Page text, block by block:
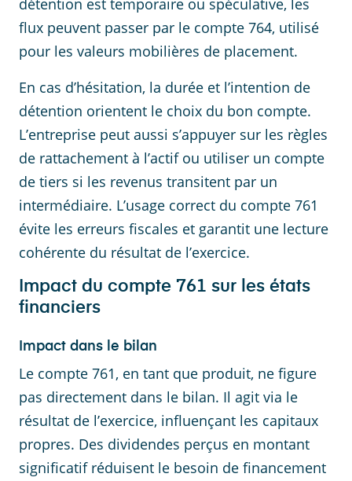
détention est temporaire ou spéculative, les
flux peuvent passer par le compte 764, utilisé
pour les valeurs mobilières de placement.
En cas d’hésitation, la durée et l’intention de
détention orientent le choix du bon compte.
L’entreprise peut aussi s’appuyer sur les règles
de rattachement à l’actif ou utiliser un compte
de tiers si les revenus transitent par un
intermédiaire. L’usage correct du compte 761
évite les erreurs fiscales et garantit une lecture
cohérente du résultat de l’exercice.
Impact du compte 761 sur les états
financiers
Impact dans le bilan
Le compte 761, en tant que produit, ne figure
pas directement dans le bilan. Il agit via le
résultat de l’exercice, influençant les capitaux
propres. Des dividendes perçus en montant
significatif réduisent le besoin de financement